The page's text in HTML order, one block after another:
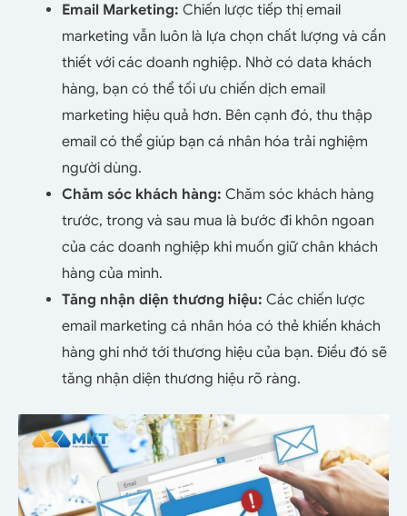
Email Marketing: Chiến lược tiếp thị email
marketing vẫn luôn là lựa chọn chất lượng và cần
thiết với các doanh nghiệp. Nhờ có data khách
hàng, bạn có thể tối ưu chiến dịch email
marketing hiệu quả hơn. Bên cạnh đó, thu thập
email có thể giúp bạn cá nhân hóa trải nghiệm
người dùng.
Chăm sóc khách hàng: Chăm sóc khách hàng
trước, trong và sau mua là bước đi khôn ngoan
của các doanh nghiệp khi muốn giữ chân khách
hàng của mình.
Tăng nhận diện thương hiệu: Các chiến lược
email marketing cá nhân hóa có thẻ khiến khách
hàng ghi nhớ tới thương hiệu của bạn. Điều đó sẽ
tăng nhận diện thương hiệu rõ ràng.